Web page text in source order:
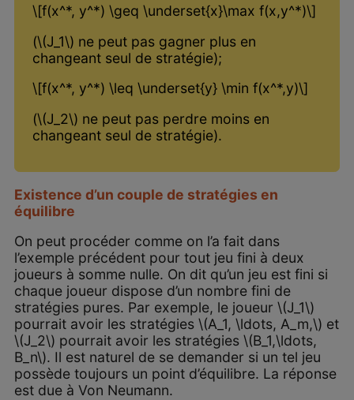
\[f(x^*, y^*) \geq \underset{x}\max f(x,y^*)\]
(\(J_1\) ne peut pas gagner plus en
changeant seul de stratégie);
\[f(x^*, y^*) \leq \underset{y} \min f(x^*,y)\]
(\(J_2\) ne peut pas perdre moins en
changeant seul de stratégie).
Existence d’un couple de stratégies en
équilibre
On peut procéder comme on l’a fait dans
l’exemple précédent pour tout jeu fini à deux
joueurs à somme nulle. On dit qu’un jeu est fini si
chaque joueur dispose d’un nombre fini de
stratégies pures. Par exemple, le joueur \(J_1\)
pourrait avoir les stratégies \(A_1, \ldots, A_m,\) et
\(J_2\) pourrait avoir les stratégies \(B_1,\ldots,
B_n\). Il est naturel de se demander si un tel jeu
possède toujours un point d’équilibre. La réponse
est due à Von Neumann.